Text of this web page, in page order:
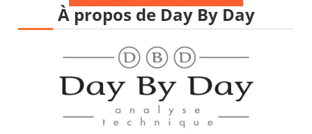
À propos de Day By Day